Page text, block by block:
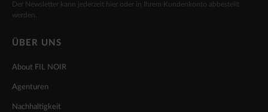
Der Newsletter kann jederzeit hier oder in Ihrem Kundenkonto abbestellt
werden.
ÜBER UNS
About FIL NOIR
Agenturen
Nachhaltigkeit